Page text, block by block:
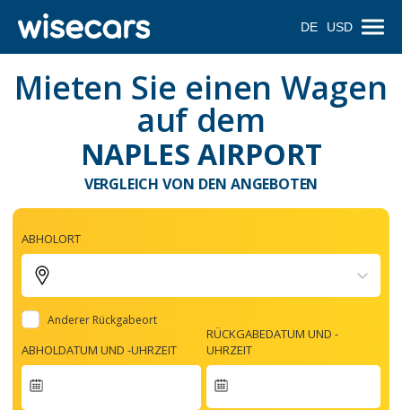
DE USD
Mieten Sie einen Wagen
auf dem
NAPLES AIRPORT
VERGLEICH VON DEN ANGEBOTEN
ABHOLORT
Anderer Rückgabeort
ABHOLDATUM UND -UHRZEIT
RÜCKGABEDATUM UND -
UHRZEIT